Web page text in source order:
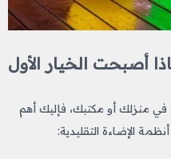
أصبحت الخيار الأول
في منزلك أو مكتبك، فإليك أهم
الإضاءة التقليدية: